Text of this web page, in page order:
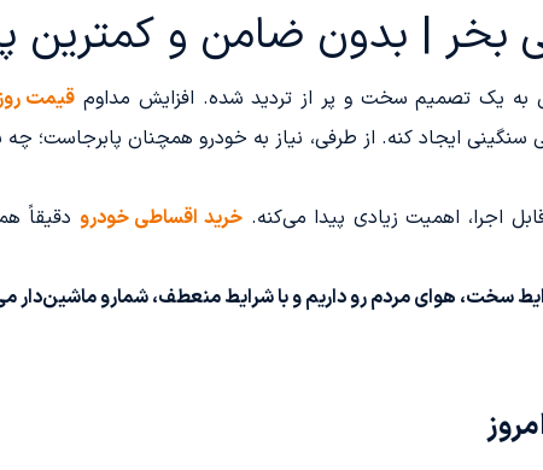
بخر | بدون ضامن و
به یک تصمیم سخت و پر از تردید شده. افزایش مداوم قیمت
ایجاد کنه. از طرفی، نیاز به خودرو همچنان پابرجاست؛ چه
اجرا، اهمیت زیادی پیدا می‌کنه.خرید اقساطی خودرو دقیقاً
سخت، هوای مردم رو داریم و با شرایط منعطف، شمارو ماشین‌دار